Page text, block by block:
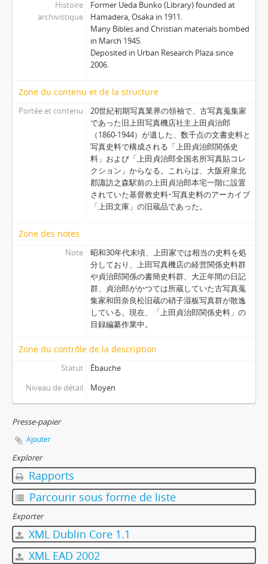
Histoire
archivistique
Former Ueda Bunko (Library) founded at
Hamadera, Osaka in 1911.
Many Bibles and Christian materials bombed
in March 1945.
Deposited in Urban Research Plaza since
2006.
Zone du contenu et de la structure
Portée et contenu
20世紀初期写真業界の領袖で、古写真蒐集家
であった旧上田写真機店社主上田貞治郎
（1860-1944）が遺した、数千点の文書史料と
写真史料で構成される「上田貞治郎関係史
料」および「上田貞治郎全国名所写真貼コレ
クション」からなる。これらは、大阪府泉北
郡諏訪之森駅前の上田貞治郎本宅一階に設置
されていた基督教史料･写真史料のアーカイブ
「上田文庫」の旧蔵品であった。
Zone des notes
Note
昭和30年代末頃、上田家では相当の史料を処
分しており、上田写真機店の経営関係史料群
や貞治郎関係の書簡史料群、大正年間の日記
群、貞治郎がかつては所蔵していた古写真蒐
集家和田奈良松旧蔵の硝子湿板写真群が散逸
している。現在、「上田貞治郎関係史料」の
目録編纂作業中。
Zone du contrôle de la description
Statut
Ébauche
Niveau de détail
Moyen
Presse-papier
Ajouter
Explorer
Rapports
Parcourir sous forme de liste
Exporter
XML Dublin Core 1.1
XML EAD 2002